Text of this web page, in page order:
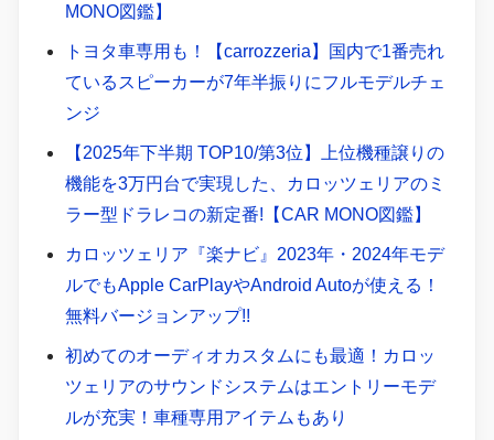
MONO図鑑】
トヨタ車専用も！【carrozzeria】国内で1番売れ
ているスピーカーが7年半振りにフルモデルチェ
ンジ
【2025年下半期 TOP10/第3位】上位機種譲りの
機能を3万円台で実現した、カロッツェリアのミ
ラー型ドラレコの新定番!【CAR MONO図鑑】
カロッツェリア『楽ナビ』2023年・2024年モデ
ルでもApple CarPlayやAndroid Autoが使える！
無料バージョンアップ!!
初めてのオーディオカスタムにも最適！カロッ
ツェリアのサウンドシステムはエントリーモデ
ルが充実！車種専用アイテムもあり